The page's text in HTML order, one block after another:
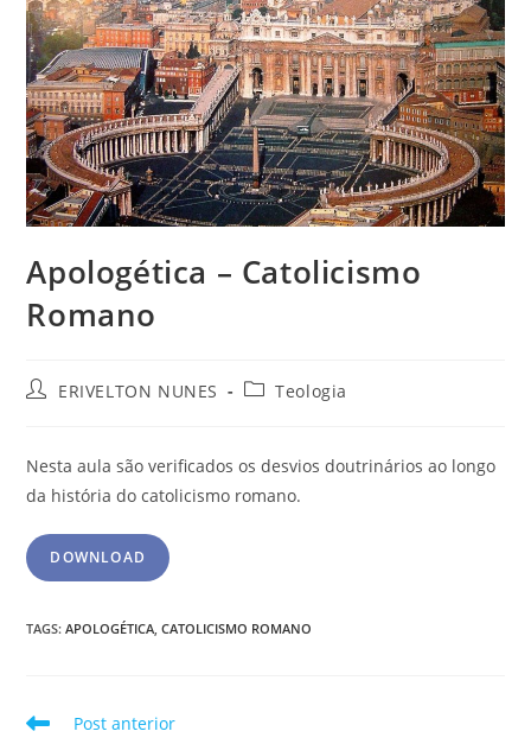
Apologética – Catolicismo
Romano
ERIVELTON NUNES Teologia
Nesta aula são verificados os desvios doutrinários ao longo
da história do catolicismo romano.
DOWNLOAD
TAGS:APOLOGÉTICA, CATOLICISMO ROMANO
Post anterior